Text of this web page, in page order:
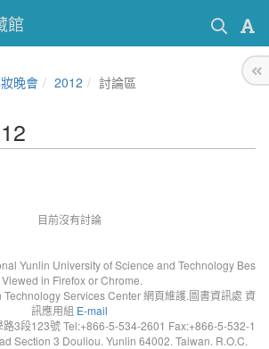
館
晚會 2012 討論區
目前沒有討論
Yunlin University of Science and Technology Bes
Viewed in Firefox or Chrome.
Services Center 網頁維護.圖書資訊處 資
訊應用組 E-mail
3段123號 Tel:+866-5-534-2601 Fax:+866-5-532-1
Section 3 Douliou. Yunlin 64002. Taiwan. R.O.C.